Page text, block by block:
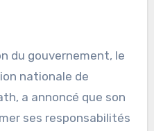
du gouvernement, le
nationale de
a annoncé que son
ses responsabilités